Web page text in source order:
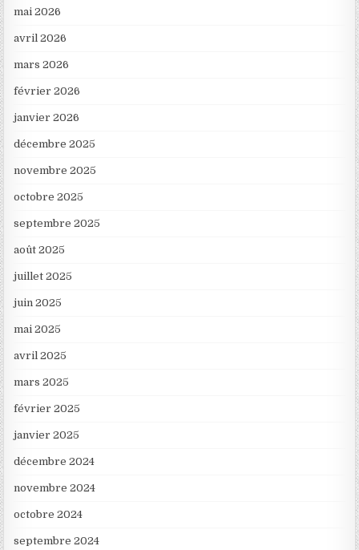
mai 2026
avril 2026
mars 2026
février 2026
janvier 2026
décembre 2025
novembre 2025
octobre 2025
septembre 2025
août 2025
juillet 2025
juin 2025
mai 2025
avril 2025
mars 2025
février 2025
janvier 2025
décembre 2024
novembre 2024
octobre 2024
septembre 2024